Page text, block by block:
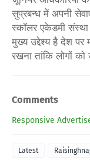
सुप्रबन्ध में अपनी
स्कॉलर एकेडमी संस्था
मुख्य उद्देश्य है देश पर
रखना तांकि लोगों को
Comments
Responsive
Latest